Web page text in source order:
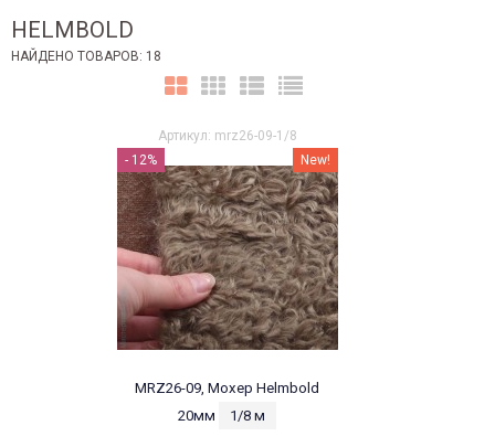
HELMBOLD
НАЙДЕНО ТОВАРОВ: 18
Артикул: mrz26-09-1/8
- 12%
New!
MRZ26-09, Мохер Helmbold
20мм
1/8 м